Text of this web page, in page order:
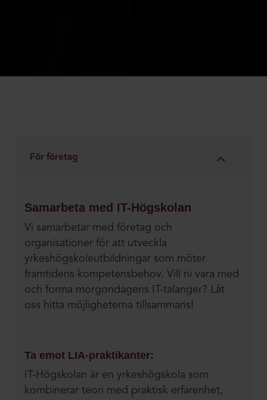
För företag
Samarbeta med IT-Högskolan
Vi samarbetar med företag och
organisationer för att utveckla
yrkeshögskoleutbildningar som möter
framtidens kompetensbehov. Vill ni vara med
och forma morgondagens IT-talanger? Låt
oss hitta möjligheterna tillsammans!
Ta emot LIA-praktikanter:
IT-Högskolan är en yrkeshögskola som
kombinerar teori med praktisk erfarenhet,